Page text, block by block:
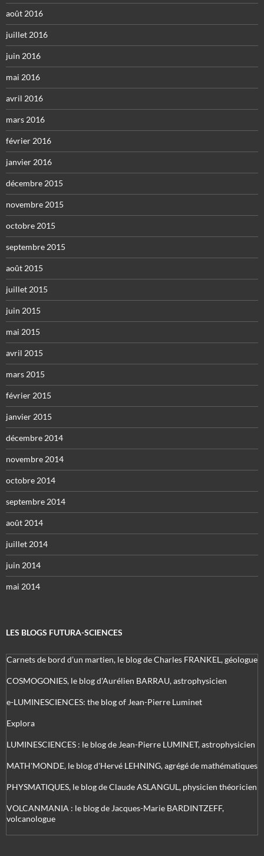
août 2016
juillet 2016
juin 2016
mai 2016
avril 2016
mars 2016
février 2016
janvier 2016
décembre 2015
novembre 2015
octobre 2015
septembre 2015
août 2015
juillet 2015
juin 2015
mai 2015
avril 2015
mars 2015
février 2015
janvier 2015
décembre 2014
novembre 2014
octobre 2014
septembre 2014
août 2014
juillet 2014
juin 2014
mai 2014
LES BLOGS FUTURA-SCIENCES
Carnets de bord d’un martien, le blog de Charles FRANKEL, géologue
COSMOGONIES, le blog d'Aurélien BARRAU, astrophysicien
e-LUMINESCIENCES: the blog of Jean-Pierre Luminet
Explora
LUMINESCIENCES : le blog de Jean-Pierre LUMINET, astrophysicien
MATH'MONDE, le blog d'Hervé LEHNING, agrégé de mathématiques
PHYSMATIQUES, le blog de Claude ASLANGUL, physicien théoricien
VOLCANMANIA : le blog de Jacques-Marie BARDINTZEFF,
volcanologue